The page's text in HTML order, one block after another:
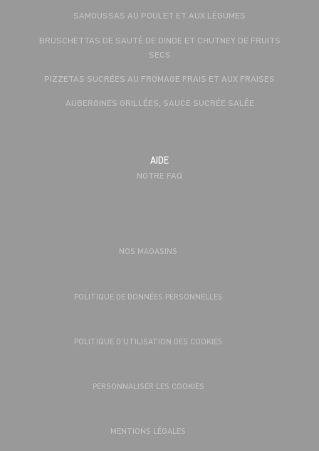
SAMOUSSAS AU POULET ET AUX LÉGUMES
BRUSCHETTAS DE SAUTÉ DE DINDE ET CHUTNEY DE FRUITS
SECS
PIZZETAS SUCRÉES AU FROMAGE FRAIS ET AUX FRAISES
AUBERGINES GRILLÉES, SAUCE SUCRÉE SALÉE
AIDE
NOTRE FAQ
NOS MAGASINS
POLITIQUE DE DONNÉES PERSONNELLES
POLITIQUE D’UTILISATION DES COOKIES
PERSONNALISER LES COOKIES
MENTIONS LÉGALES